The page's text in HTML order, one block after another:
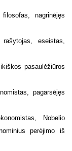
nagrinėjęs
eseistas,
pasaulėžiūros
pagarsėjęs
Nobelio
perėjimo iš